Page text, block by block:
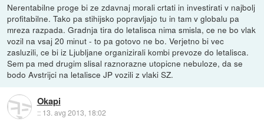
Nerentabilne proge bi ze zdavnaj morali crtati in investirati v najbolj
profitabilne. Tako pa stihijsko popravljajo tu in tam v globalu pa
mreza razpada. Gradnja tira do letalisca nima smisla, ce ne bo vlak
vozil na vsaj 20 minut - to pa gotovo ne bo. Verjetno bi vec
zasluzili, ce bi iz Ljubljane organizirali kombi prevoze do letalisca.
Sem pa med drugim slisal raznorazne utopicne nebuloze, da se
bodo Avstrijci na letalisce JP vozili z vlaki SZ.
Okapi
:: 13. avg 2013, 18:02